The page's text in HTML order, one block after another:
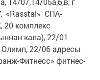
«Rasstal» СПА-
20 комплекс
кала), 22/01
22/06 адресы
Фитнесс» фитнес-